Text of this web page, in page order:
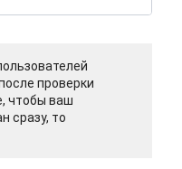
проверки
чтобы ваш
сразу, то